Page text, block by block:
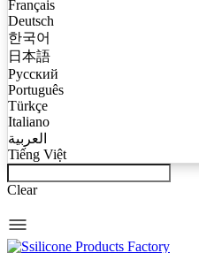
Français
Deutsch
한국어
日本語
Русский
Português
Türkçe
Italiano
العربية
Tiếng Việt
Clear